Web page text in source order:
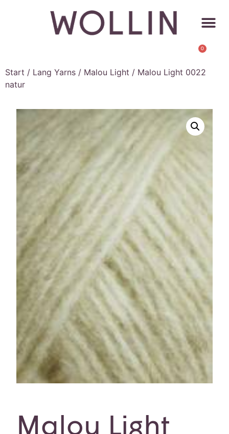
0
Start / Lang Yarns / Malou Light / Malou Light 0022
natur
Malou Light